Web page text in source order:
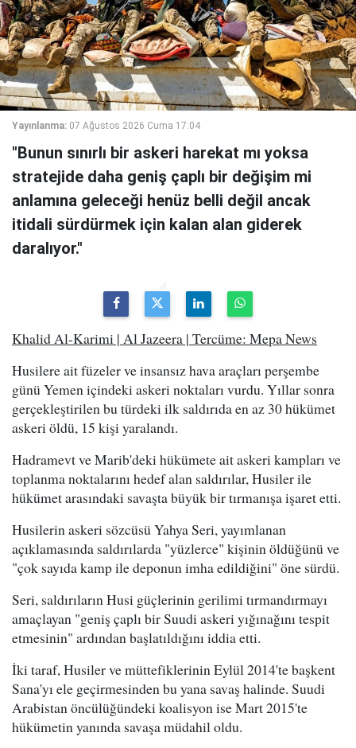
Yayınlanma: 07 Ağustos 2026 Cuma 17:04
"Bunun sınırlı bir askeri harekat mı yoksa
stratejide daha geniş çaplı bir değişim mi
anlamına geleceği henüz belli değil ancak
itidali sürdürmek için kalan alan giderek
daralıyor."
Khalid Al-Karimi | Al Jazeera | Tercüme: Mepa News
Husilere ait füzeler ve insansız hava araçları perşembe
günü Yemen içindeki askeri noktaları vurdu. Yıllar sonra
gerçekleştirilen bu türdeki ilk saldırıda en az 30 hükümet
askeri öldü, 15 kişi yaralandı.
Hadramevt ve Marib'deki hükümete ait askeri kampları ve
toplanma noktalarını hedef alan saldırılar, Husiler ile
hükümet arasındaki savaşta büyük bir tırmanışa işaret etti.
Husilerin askeri sözcüsü Yahya Seri, yayımlanan
açıklamasında saldırılarda "yüzlerce" kişinin öldüğünü ve
"çok sayıda kamp ile deponun imha edildiğini" öne sürdü.
Seri, saldırıların Husi güçlerinin gerilimi tırmandırmayı
amaçlayan "geniş çaplı bir Suudi askeri yığınağını tespit
etmesinin" ardından başlatıldığını iddia etti.
İki taraf, Husiler ve müttefiklerinin Eylül 2014'te başkent
Sana'yı ele geçirmesinden bu yana savaş halinde. Suudi
Arabistan öncülüğündeki koalisyon ise Mart 2015'te
hükümetin yanında savaşa müdahil oldu.